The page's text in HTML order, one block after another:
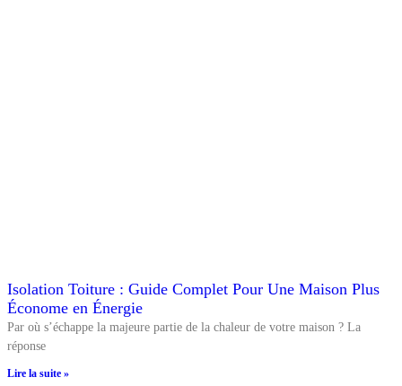
Isolation Toiture : Guide Complet Pour Une Maison Plus
Économe en Énergie
Par où s’échappe la majeure partie de la chaleur de votre maison ? La
réponse
Lire la suite »